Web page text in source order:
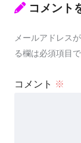
コメント
メールアドレス
る欄は必須項目
コメント ※